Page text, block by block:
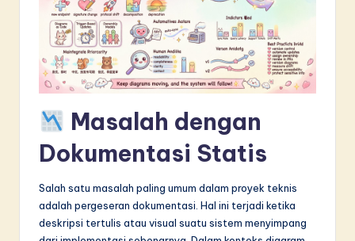
Masalah dengan
Dokumentasi Statis
Salah satu masalah paling umum dalam proyek teknis
adalah pergeseran dokumentasi. Hal ini terjadi ketika
deskripsi tertulis atau visual suatu sistem menyimpang